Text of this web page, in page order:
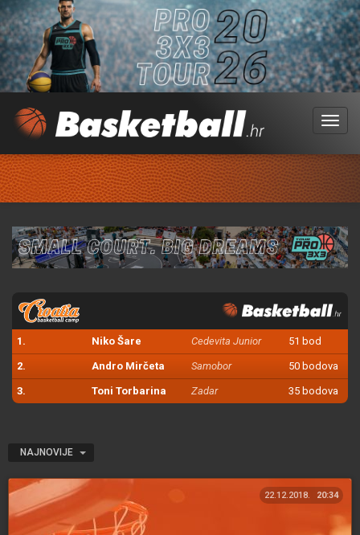
Menu
1. Niko Šare Cedevita Junior 51 bod
2. Andro Mirčeta Samobor 50 bodova
3. Toni Torbarina Zadar 35 bodova
NAJNOVIJE
22.12.2018. 20:34